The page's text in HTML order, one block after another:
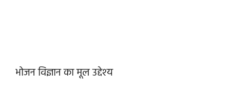
भोजन विज्ञान का मूल उद्देश्य